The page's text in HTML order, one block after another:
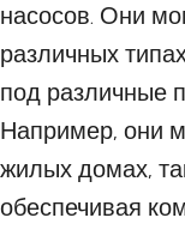
насосов. Они
различных
под различные
Например, они
жилых домах,
обеспечивая